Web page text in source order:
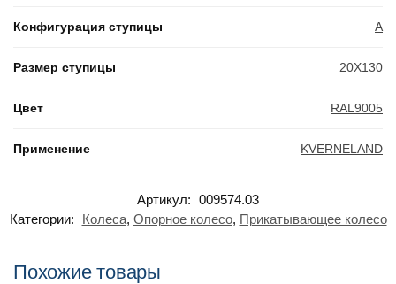
Конфигурация ступицы A
Размер ступицы 20X130
Цвет RAL9005
Применение KVERNELAND
Артикул: 009574.03
Категории:
Колеса, Опорное колесо, Прикатывающее колесо
Похожие товары